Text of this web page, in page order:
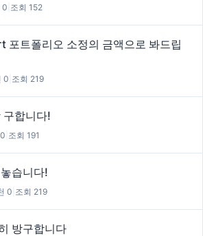
0 조회 152
포트폴리오 소정의 금액으로 봐드립
0 조회 219
구합니다!
조회 191
습니다!
0 조회 219
방구합니다